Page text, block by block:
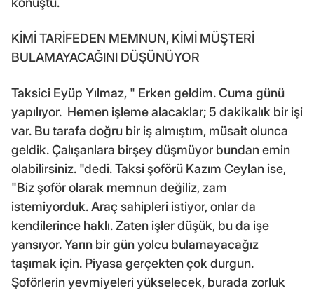
KİMİ TARİFEDEN MEMNUN, KİMİ MÜŞTERİ
BULAMAYACAĞINI DÜŞÜNÜYOR
Taksici Eyüp Yılmaz, " Erken geldim. Cuma günü
yapılıyor. Hemen işleme alacaklar; 5 dakikalık bir işi
var. Bu tarafa doğru bir iş almıştım, müsait olunca
geldik. Çalışanlara birşey düşmüyor bundan emin
olabilirsiniz. "dedi. Taksi şoförü Kazım Ceylan ise,
"Biz şoför olarak memnun değiliz, zam
istemiyorduk. Araç sahipleri istiyor, onlar da
kendilerince haklı. Zaten işler düşük, bu da işe
yansıyor. Yarın bir gün yolcu bulamayacağız
taşımak için. Piyasa gerçekten çok durgun.
Şoförlerin yevmiyeleri yükselecek, burada zorluk